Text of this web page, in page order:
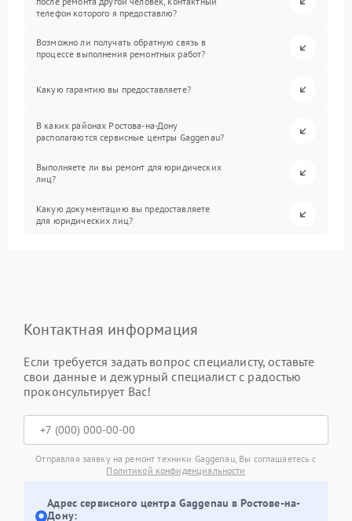
телефон которого я предоставлю?
Возможно ли получать обратную связь в
процессе выполнения ремонтных работ?
Какую гарантию вы предоставляете?
В каких районах Ростова-на-Дону
располагаются сервисные центры Gaggenau?
Выполняете ли вы ремонт для юридических
лиц?
Какую документацию вы предоставляете
для юридических лиц?
Контактная информация
Если требуется задать вопрос специалисту, оставьте
свои данные и дежурный специалист с радостью
проконсультирует Вас!
Отправляя заявку на ремонт техники Gaggenau, Вы соглашаетесь с
Политикой конфиденциальности
Адрес сервисного центра Gaggenau в Ростове-на-
Дону: